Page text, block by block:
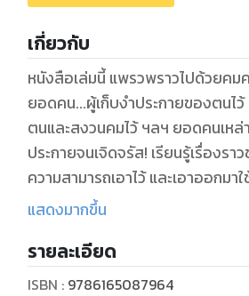
เกี่ยวกับ
หนังสือเล่มนี้ แพรวพราวไปด้วยค
ยอดคน...ผู้เก็บงำประกายของตน
ตนและสงวนคมไว้ ฯลฯ ยอดคนเห
ประกายจนเจิดจรัส! เรียนรู้เรื่องร
ความสามารถเอาไว้ และเอาออก
ความสำเร็จ!
แสดงมากขึ้น
รายละเอียด
ISBN : 9786165087964